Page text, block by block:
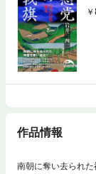
作品情報
南朝に奪い去られ